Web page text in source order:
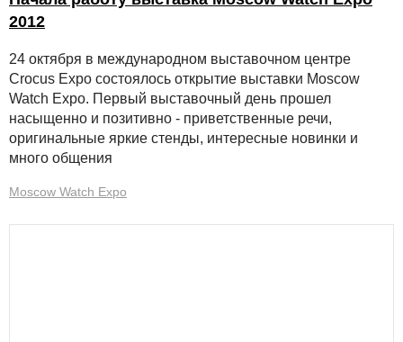
2012
24 октября в международном выставочном центре
Crocus Expo состоялось открытие выставки Moscow
Watch Expo. Первый выставочный день прошел
насыщенно и позитивно - приветственные речи,
оригинальные яркие стенды, интересные новинки и
много общения
Moscow Watch Expo